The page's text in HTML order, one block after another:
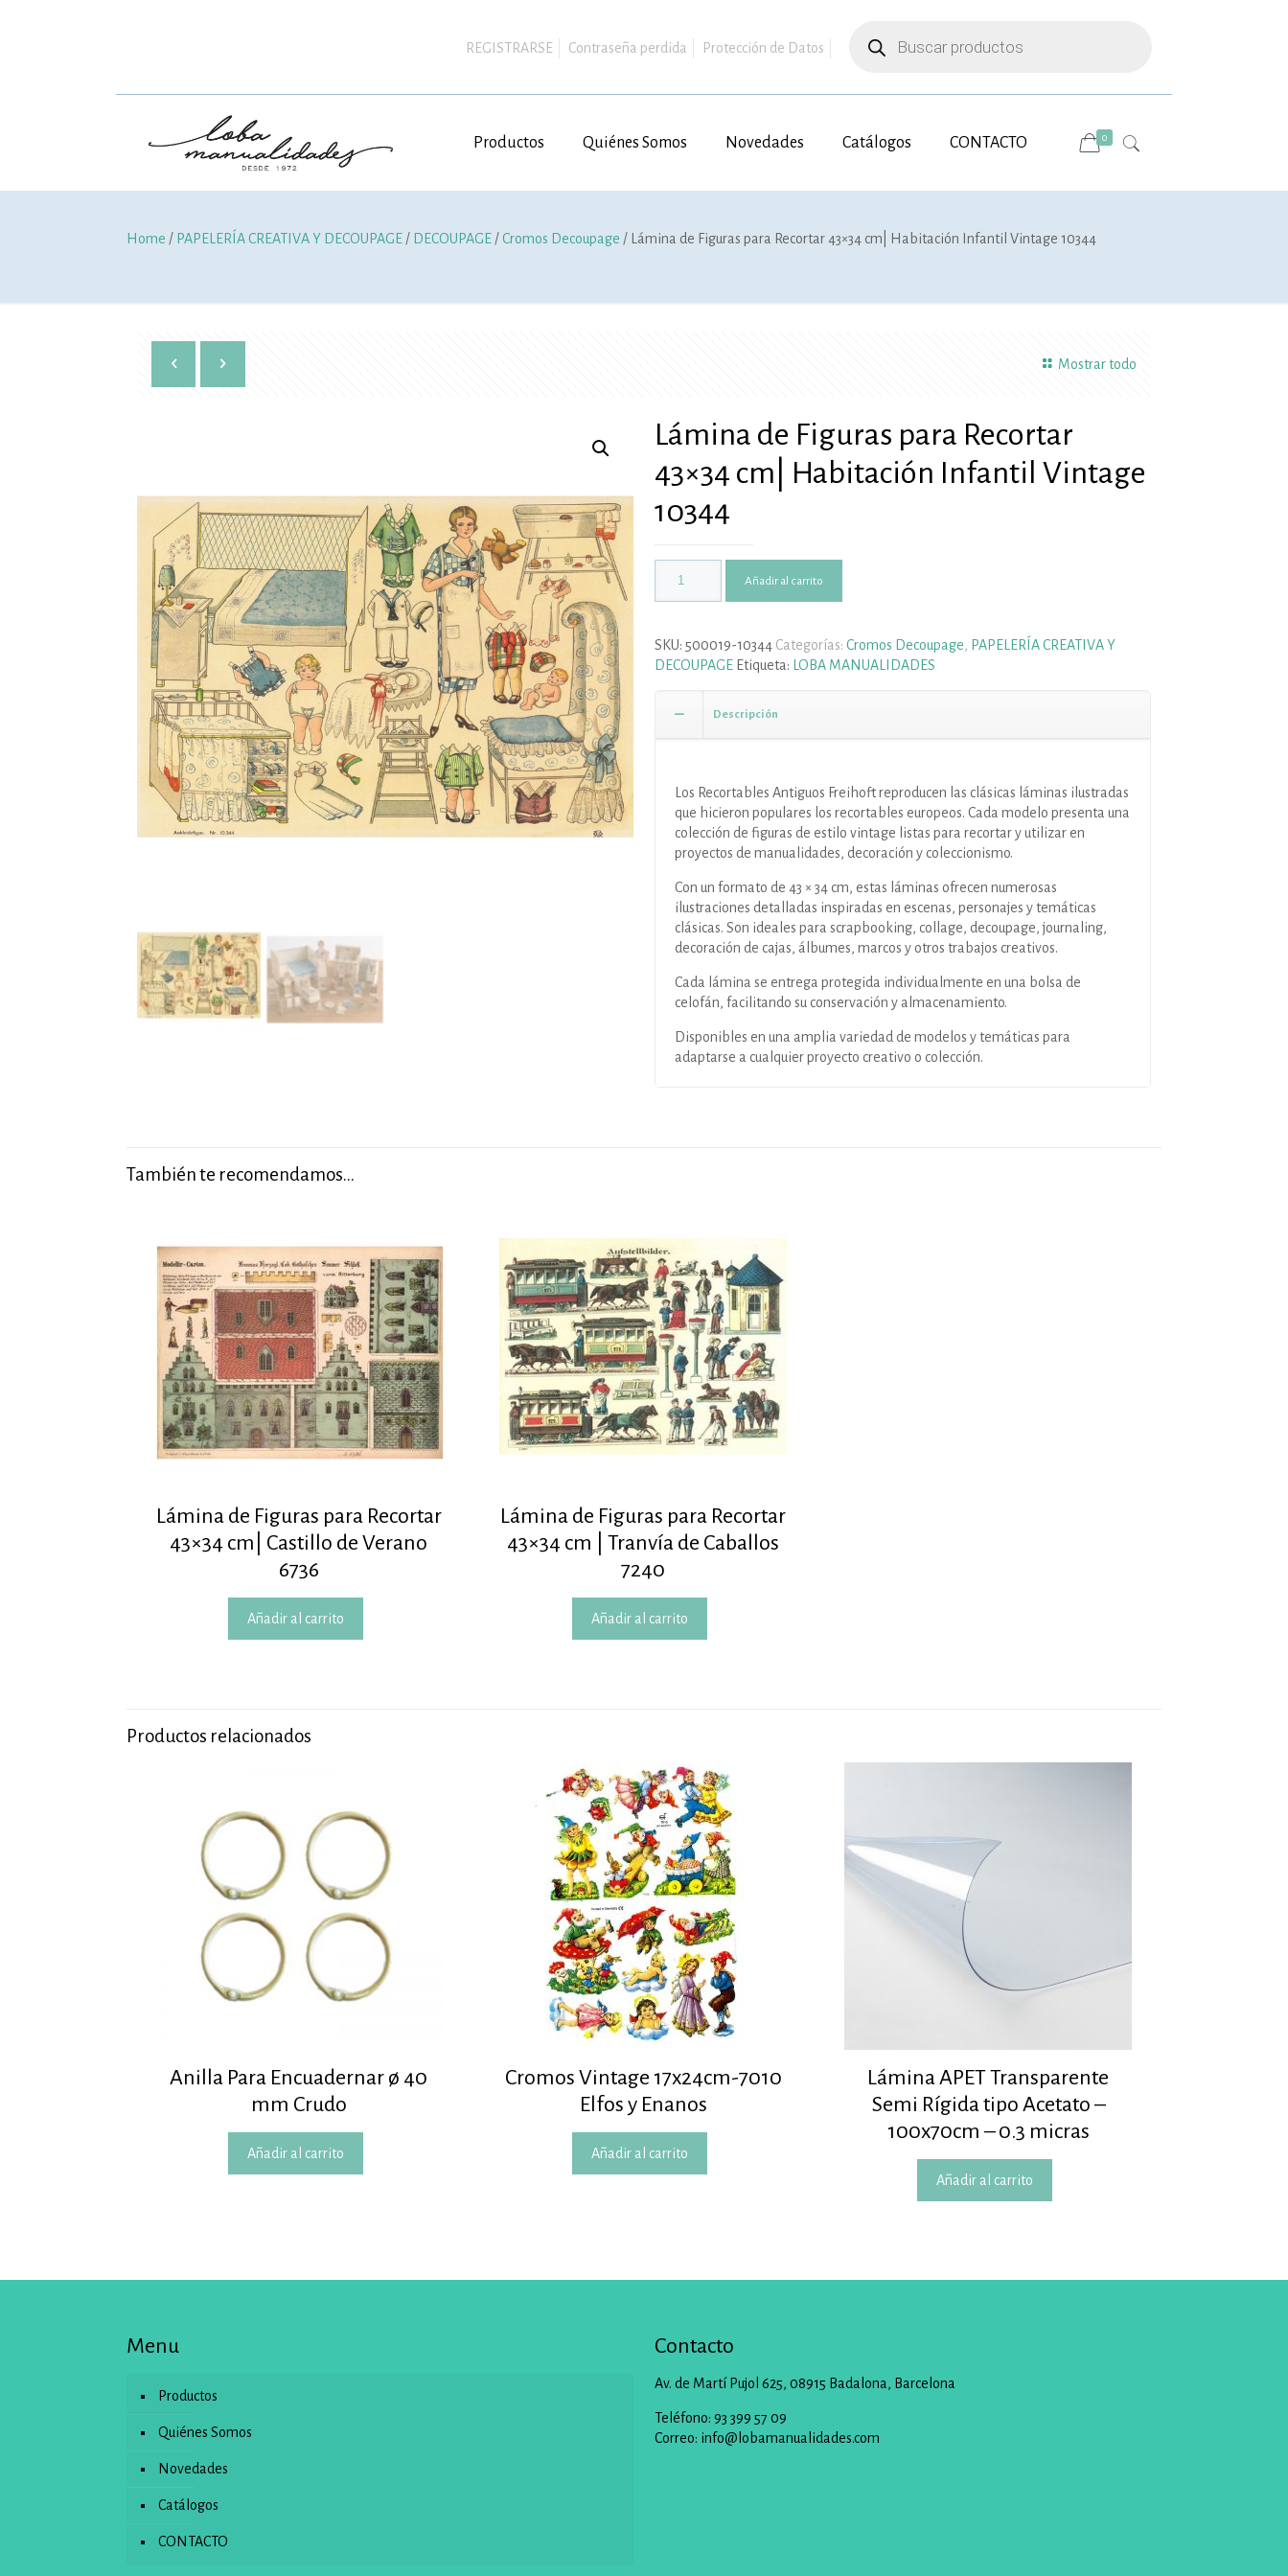
REGISTRARSE Contraseña perdida Protección de Datos
productos
Productos Quiénes Somos Novedades Catálogos CONTACTO 0
Home / PAPELERÍA CREATIVA Y DECOUPAGE / DECOUPAGE /Cromos Decoupage / Lámina de Figuras para Recortar 43×34 cm| Habitación Infantil Vintage 10344
Mostrar todo
Lámina de Figuras para Recortar
43×34 cm| Habitación Infantil Vintage
10344
Añadir al carrito
SKU: 500019-10344 Categorías: Cromos Decoupage
PAPELERÍA CREATIVA Y
DECOUPAGE Etiqueta: LOBA MANUALIDADES
Descripción
Los Recortables Antiguos Freihoft reproducen las clásicas láminas ilustradas
que hicieron populares los recortables europeos. Cada modelo presenta una
colección de figuras de estilo vintage listas para recortar y utilizar en
proyectos de manualidades, decoración y coleccionismo.
Con un formato de 43 × 34 cm, estas láminas ofrecen numerosas
ilustraciones detalladas inspiradas en escenas, personajes y temáticas
clásicas. Son ideales para scrapbooking, collage, decoupage, journaling,
decoración de cajas, álbumes, marcos y otros trabajos creativos.
Cada lámina se entrega protegida individualmente en una bolsa de
celofán, facilitando su conservación y almacenamiento.
Disponibles en una amplia variedad de modelos y temáticas para
adaptarse a cualquier proyecto creativo o colección.
También te recomendamos…
Lámina de Figuras para Recortar
43×34 cm| Castillo de Verano
6736
Añadir al carrito
Lámina de Figuras para Recortar
43×34 cm | Tranvía de Caballos
7240
Añadir al carrito
Productos relacionados
Anilla Para Encuadernar ø 40
mm Crudo
Añadir al carrito
Cromos Vintage 17x24cm-7010
Elfos y Enanos
Añadir al carrito
Lámina APET Transparente
Semi Rígida tipo Acetato –
100x70cm – 0.3 micras
Añadir al carrito
Menu
Productos
Quiénes Somos
Novedades
Catálogos
CONTACTO
Contacto
Av. de Martí Pujol 625, 08915 Badalona, Barcelona
Teléfono: 93 399 57 09
Correo: info@lobamanualidades.com